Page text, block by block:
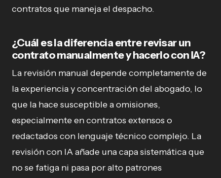
contratos que maneja el despacho.
¿Cuál es la diferencia entre revisar un
contrato manualmente y hacerlo con IA?
La revisión manual depende completamente de
la experiencia y concentración del abogado, lo
que la hace susceptible a omisiones,
especialmente en contratos extensos o
redactados con lenguaje técnico complejo. La
revisión con IA añade una capa sistemática que
no se fatiga ni pasa por alto patrones